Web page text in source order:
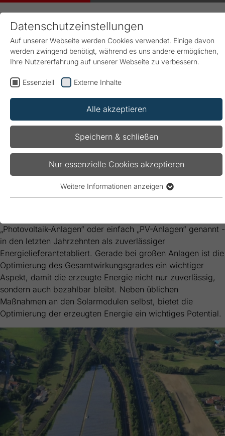
Start
Produkte & Lösungen
Blindleistungskompensation
Case Stories
Blindstromkompensation bei Solarparks
Blindstrom­kompensation bei
Solarparks
Autor: Peter Riese
„Photovoltaik-Anlagen“ oder einfach „PV-Anlagen“ genannt -
in den letzten Jahrzehnten als zuverlässiger
Energielieferantetabliert. Gerade bei großen Anlagen ist die
Optimierung des Gesamtwirkungsgrades ein wichtiger
Aspekt, damit die erzeugte Energie nicht nur zuverlässig,
sondern auch bezahlbar bleibt. Neben üblichen
Maßnahmen an den Solarmodulen selbst, bietet die
Optimierung der erzeugten Energie ein wichtiges Potential.
Datenschutzeinstellungen
Auf unserer Webseite werden Cookies verwendet. Einige davon
werden zwingend benötigt, während es uns andere ermöglichen,
Ihre Nutzererfahrung auf unserer Webseite zu verbessern.
Essenziell Externe Inhalte
Alle akzeptieren
Speichern & schließen
Nur essenzielle Cookies akzeptieren
Webseite einwandfrei funktioniert.
Name cookie_optin
Anbieter FRAKO
Laufzeit 1 Jahr
Dieses Cookie wird verwendet, um Ihre
speichern.
Name SgCookieOptin.lastPreferences
Anbieter FRAKO
Laufzeit 1 Jahr
Dieser Wert speichert Ihre Consent-
Cookie-Informationen anzeigen
Externe Inhalte
Wir verwenden auf unserer Website externe Inhalte, um Ihnen
zusätzliche Informationen anzubieten.
Weitere Informationen anzeigen